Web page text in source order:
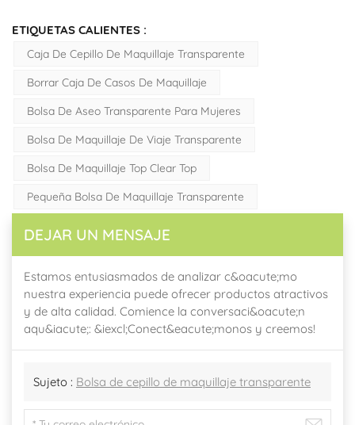
ETIQUETAS CALIENTES :
Caja De Cepillo De Maquillaje Transparente
Borrar Caja De Casos De Maquillaje
Bolsa De Aseo Transparente Para Mujeres
Bolsa De Maquillaje De Viaje Transparente
Bolsa De Maquillaje Top Clear Top
Pequeña Bolsa De Maquillaje Transparente
DEJAR UN MENSAJE
Estamos entusiasmados de analizar c&oacute;mo
nuestra experiencia puede ofrecer productos atractivos
y de alta calidad. Comience la conversaci&oacute;n
aqu&iacute;: &iexcl;Conect&eacute;monos y creemos!
Sujeto : Bolsa de cepillo de maquillaje transparente